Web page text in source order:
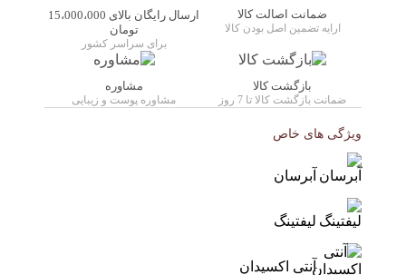
ضمانت اصالت کالا
ارایه تضمین اصل بودن کالا
ارسال رایگان بالای 15،000،000
تومان
برای سراسر کشور
بازگشت کالا
ضمانت بازگشت کالا تا 7 روز
مشاوره
مشاوره پوست و زیبایی
ویژگی های خاص
آبرسان
لیفتینگ
آنتی اکسیدان